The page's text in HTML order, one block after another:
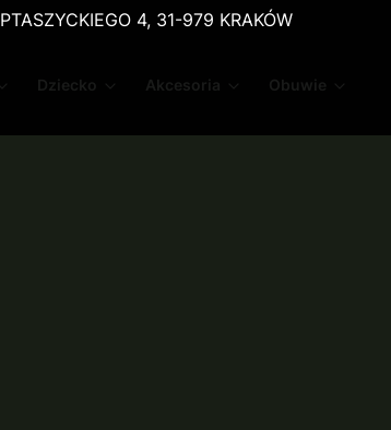
PTASZYCKIEGO 4, 31-979 KRAKÓW
Dziecko Akcesoria Obuwie